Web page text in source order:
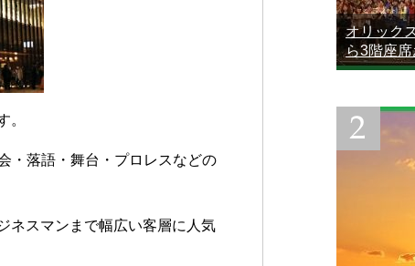
。
・落語・舞台・プロレスなどの
ネスマンまで幅広い客層に人気
オリック
ら3階座